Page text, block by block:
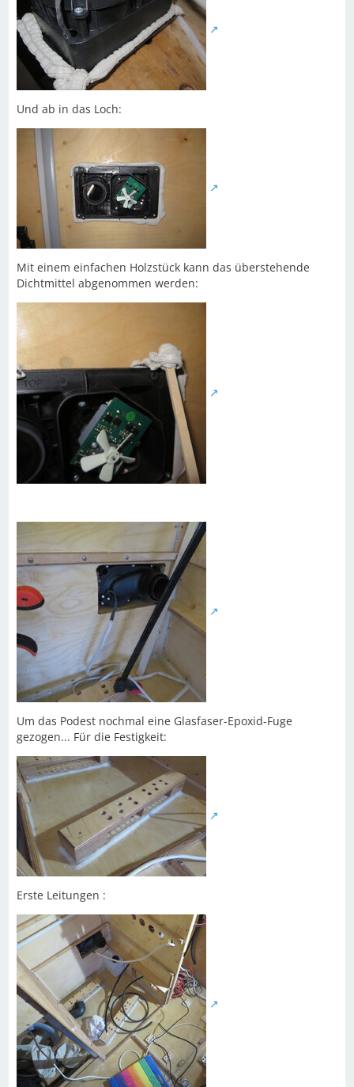
Und ab in das Loch:
Mit einem einfachen Holzstück kann das überstehende
Dichtmittel abgenommen werden:
Um das Podest nochmal eine Glasfaser-Epoxid-Fuge
gezogen... Für die Festigkeit:
Erste Leitungen :